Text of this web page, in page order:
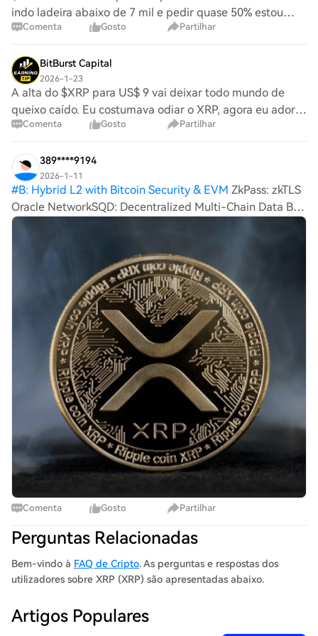
indo ladeira abaixo de 7 mil e pedir quase 50% estou
segurando já tem 1 ano . Alguém especialista pra me
Comenta Gosto Partilhar
BitBurst Capital
2026-1-23
A alta do $XRP para US$ 9 vai deixar todo mundo de
queixo caído. Eu costumava odiar o XRP, agora eu adoro.
Vou te avisar quando vender, então fique ligado. {future}
Comenta Gosto Partilhar
389****9194
2026-1-11
#B: Hybrid L2 with Bitcoin Security & EVM ZkPass: zkTLS
Oracle NetworkSQD: Decentralized Multi-Chain Data B:
Hybrid L2 with Bitcoin Security & EVM BTCXRPETH
Comenta Gosto Partilhar
Perguntas Relacionadas
Bem-vindo à FAQ de Cripto. As perguntas e respostas dos
utilizadores sobre XRP (XRP) são apresentadas abaixo.
Artigos Populares